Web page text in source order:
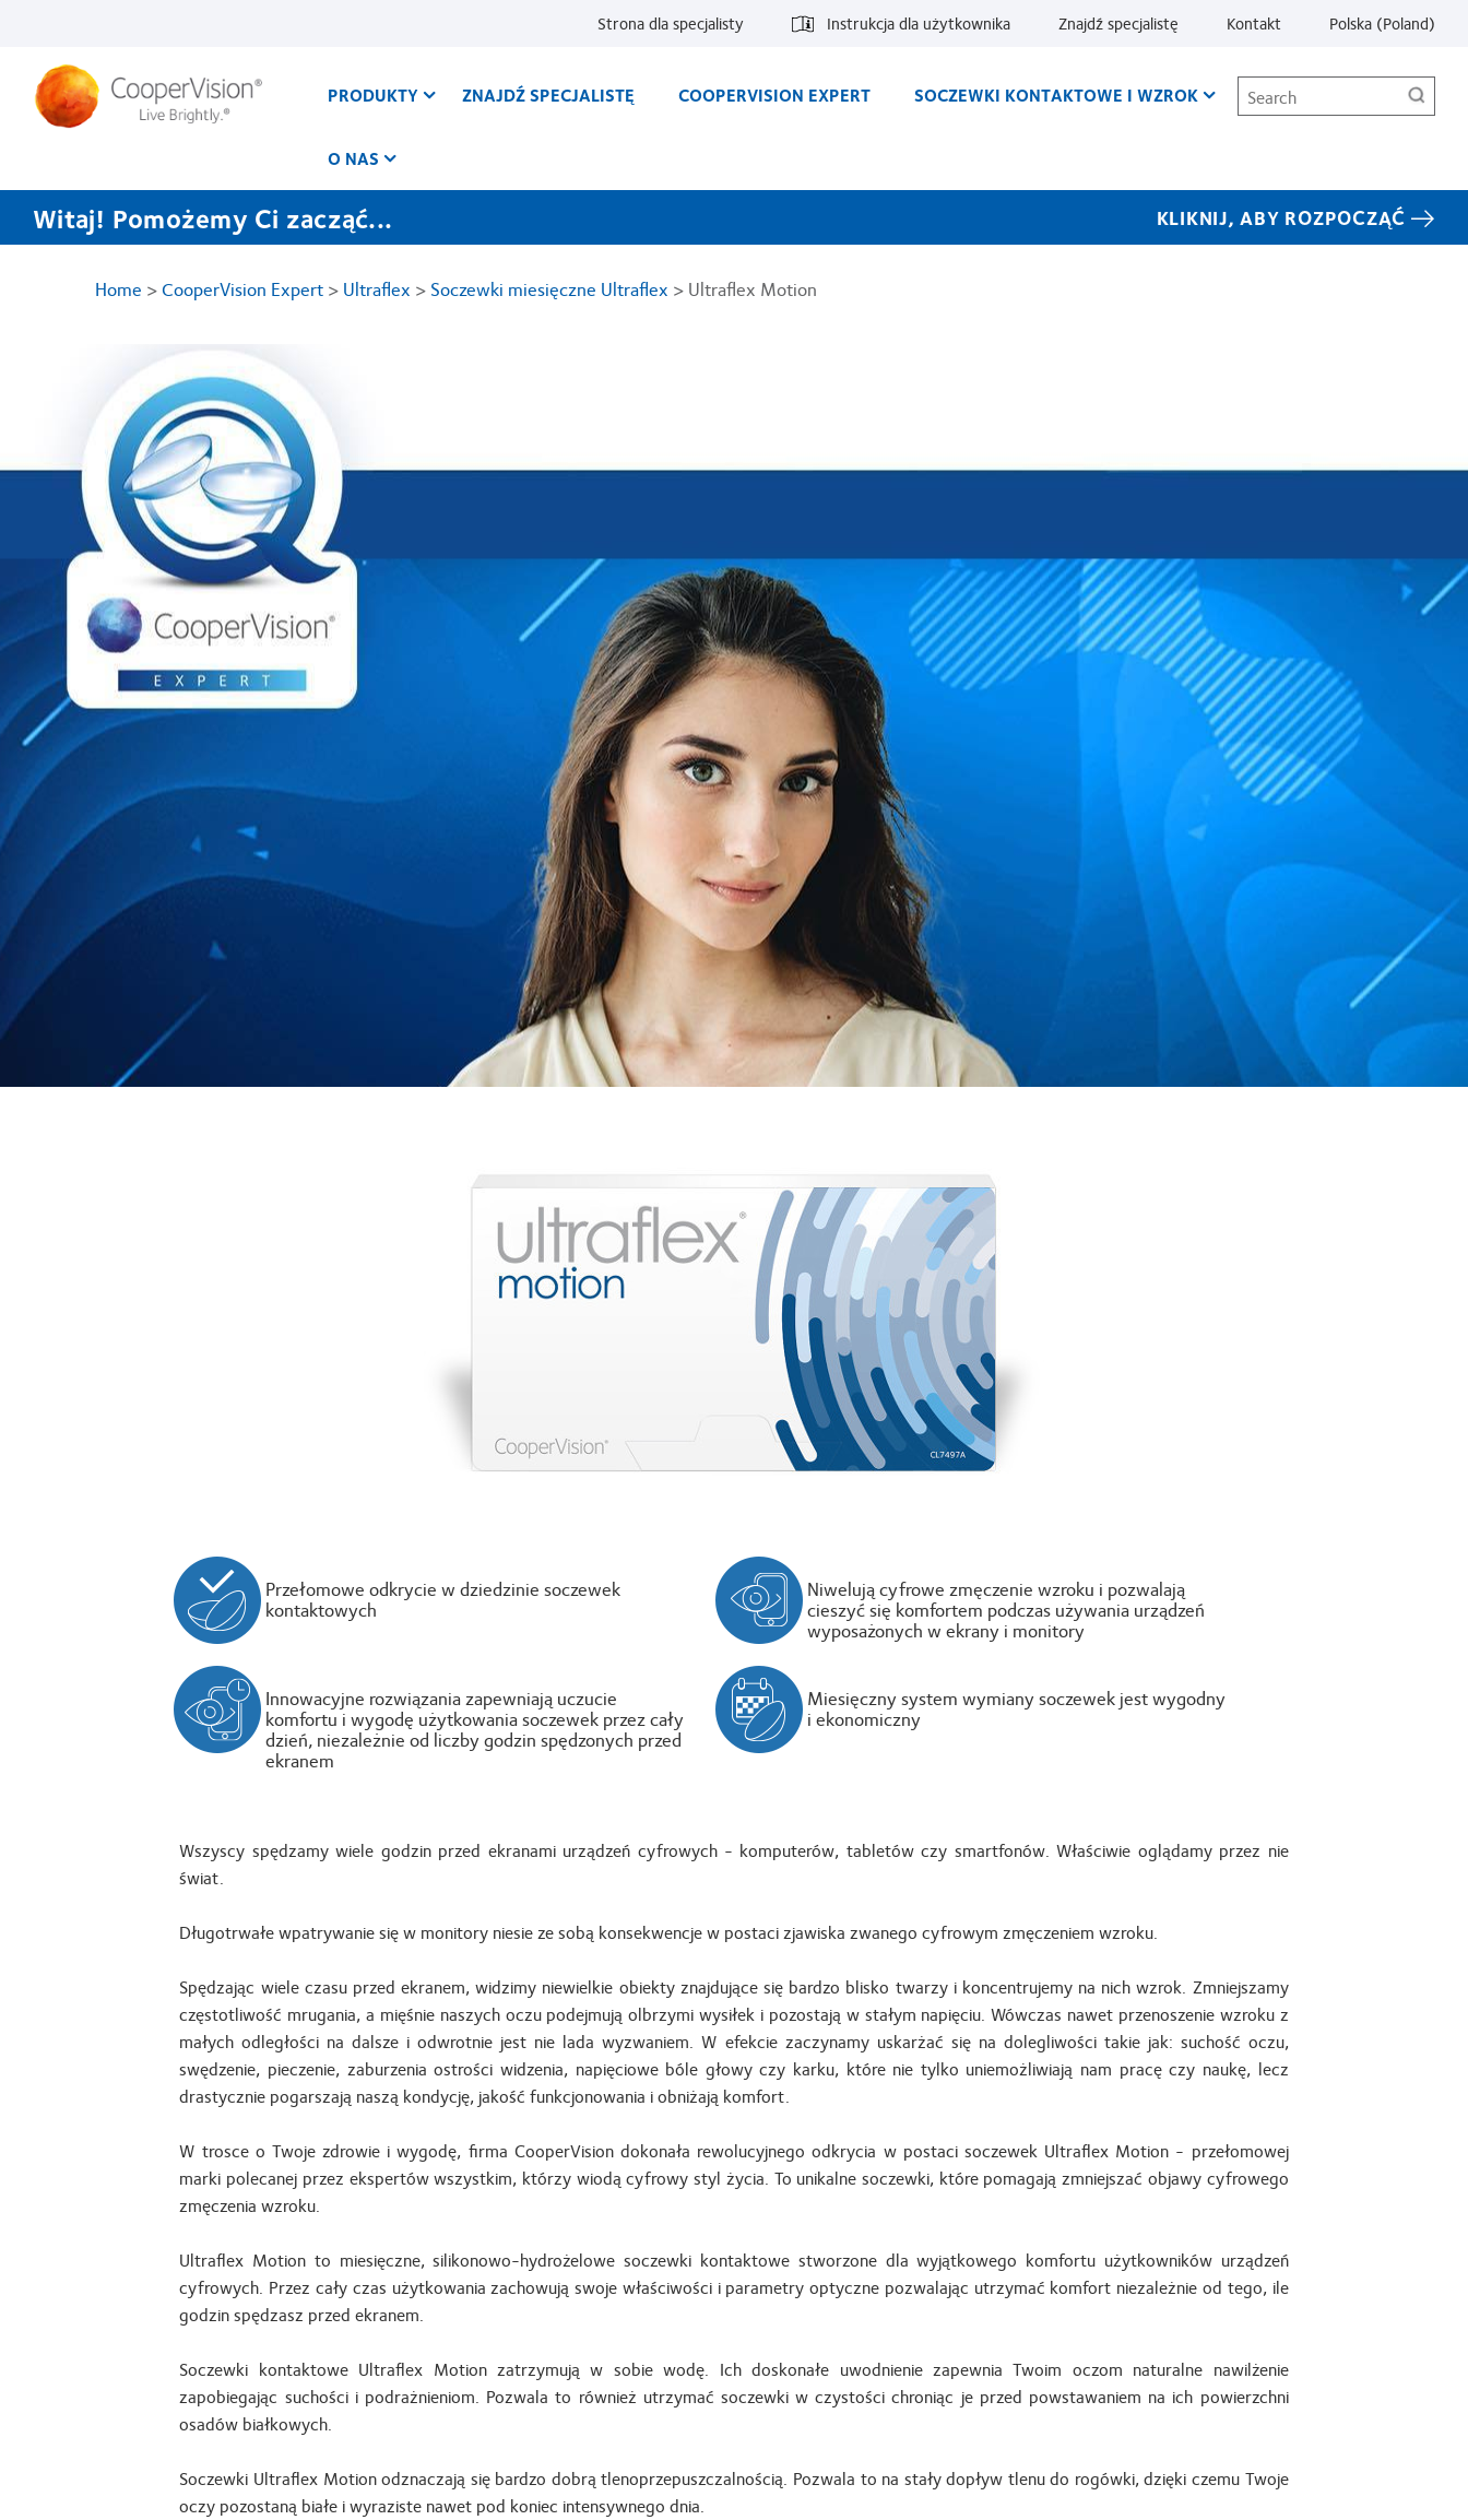
Strona dla specjalisty Instrukcja dla użytkownika Znajdź specjalistę Kontakt Polska (Poland)
PRODUKTY ZNAJDŹ SPECJALISTĘ COOPERVISION EXPERT SOCZEWKI KONTAKTOWE I WZROK
O NAS
Search
Witaj! Pomożemy Ci zacząć... KLIKNIJ, ABY ROZPOCZĄĆ
Home >CooperVision Expert>Ultraflex >Soczewki miesięczne Ultraflex >Ultraflex Motion
Przełomowe odkrycie w dziedzinie soczewek
kontaktowych
Niwelują cyfrowe zmęczenie wzroku i pozwalają
cieszyć się komfortem podczas używania urządzeń
wyposażonych w ekrany i monitory
Innowacyjne rozwiązania zapewniają uczucie
komfortu i wygodę użytkowania soczewek przez cały
dzień, niezależnie od liczby godzin spędzonych przed
ekranem
Miesięczny system wymiany soczewek jest wygodny
i ekonomiczny
Wszyscy spędzamy wiele godzin przed ekranami urządzeń cyfrowych - komputerów, tabletów czy smartfonów. Właściwie oglądamy przez nie
świat.
Długotrwałe wpatrywanie się w monitory niesie ze sobą konsekwencje w postaci zjawiska zwanego cyfrowym zmęczeniem wzroku.
Spędzając wiele czasu przed ekranem, widzimy niewielkie obiekty znajdujące się bardzo blisko twarzy i koncentrujemy na nich wzrok. Zmniejszamy
częstotliwość mrugania, a mięśnie naszych oczu podejmują olbrzymi wysiłek i pozostają w stałym napięciu. Wówczas nawet przenoszenie wzroku z
małych odległości na dalsze i odwrotnie jest nie lada wyzwaniem. W efekcie zaczynamy uskarżać się na dolegliwości takie jak: suchość oczu,
swędzenie, pieczenie, zaburzenia ostrości widzenia, napięciowe bóle głowy czy karku, które nie tylko uniemożliwiają nam pracę czy naukę, lecz
drastycznie pogarszają naszą kondycję, jakość funkcjonowania i obniżają komfort.
W trosce o Twoje zdrowie i wygodę, firma CooperVision dokonała rewolucyjnego odkrycia w postaci soczewek Ultraflex Motion - przełomowej
marki polecanej przez ekspertów wszystkim, którzy wiodą cyfrowy styl życia. To unikalne soczewki, które pomagają zmniejszać objawy cyfrowego
zmęczenia wzroku.
Ultraflex Motion to miesięczne, silikonowo-hydrożelowe soczewki kontaktowe stworzone dla wyjątkowego komfortu użytkowników urządzeń
cyfrowych. Przez cały czas użytkowania zachowują swoje właściwości i parametry optyczne pozwalając utrzymać komfort niezależnie od tego, ile
godzin spędzasz przed ekranem.
Soczewki kontaktowe Ultraflex Motion zatrzymują w sobie wodę. Ich doskonałe uwodnienie zapewnia Twoim oczom naturalne nawilżenie
zapobiegając suchości i podrażnieniom. Pozwala to również utrzymać soczewki w czystości chroniąc je przed powstawaniem na ich powierzchni
osadów białkowych.
Soczewki Ultraflex Motion odznaczają się bardzo dobrą tlenoprzepuszczalnością. Pozwala to na stały dopływ tlenu do rogówki, dzięki czemu Twoje
oczy pozostaną białe i wyraziste nawet pod koniec intensywnego dnia.